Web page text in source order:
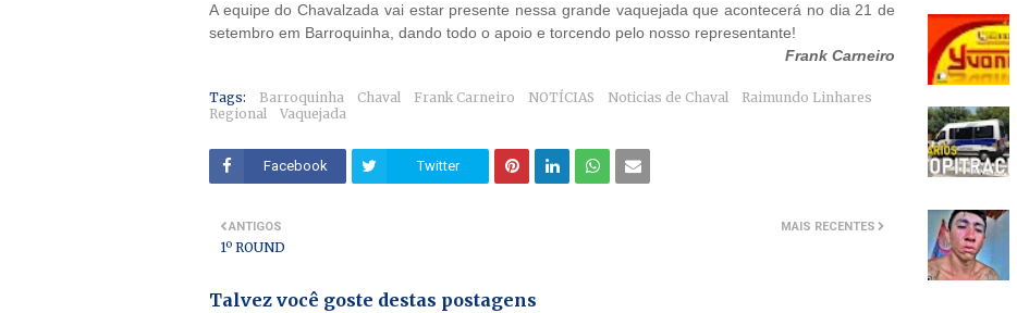
A equipe do Chavalzada vai estar presente nessa grande vaquejada que acontecerá no dia 21 de
setembro em Barroquinha, dando todo o apoio e torcendo pelo nosso representante!
Frank Carneiro
Tags: Barroquinha Chaval Frank Carneiro NOTÍCIAS Noticias de Chaval
Raimundo Linhares
Regional
Vaquejada
Facebook Twitter
MAIS RECENTES
ANTIGOS
1º ROUND
Talvez você goste destas postagens